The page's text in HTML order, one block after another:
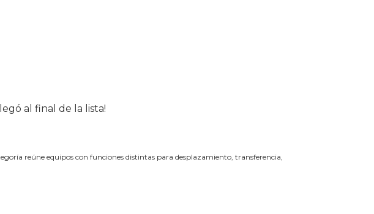
al final de la lista!
reúne equipos con funciones distintas para desplazamiento, transferencia,